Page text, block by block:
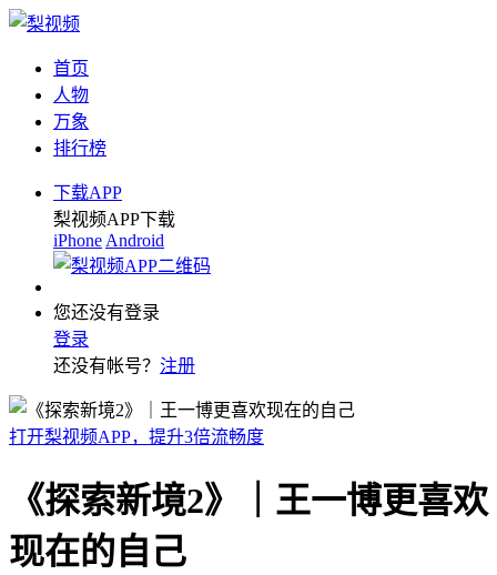
首页
人物
万象
排行榜
下载APP
梨视频APP下载
iPhone Android
您还没有登录
登录
还没有帐号？ 注册
打开梨视频APP，提升3倍流畅度
《探索新境2》｜王一博更喜欢
现在的自己